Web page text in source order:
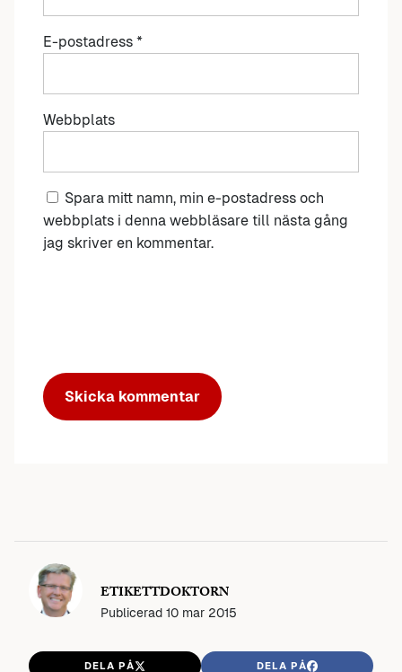
E-postadress *
Webbplats
Spara mitt namn, min e-postadress och
webbplats i denna webbläsare till nästa gång
jag skriver en kommentar.
ETIKETTDOKTORN
Publicerad 10 mar 2015
DELA PÅ DELA PÅ